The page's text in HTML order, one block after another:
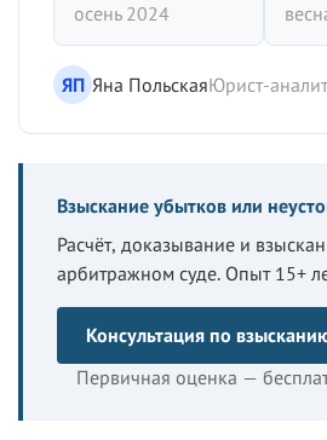
осень 2024
ЯП Яна ПольскаяЮрист-
Взыскание убытков или
Расчёт, доказывание и
арбитражном суде. Опыт 15+
Консультация по
Первичная оценка —